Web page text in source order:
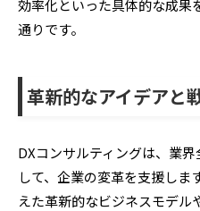
効率化といった具体的な成果
通りです。
革新的なアイデアと
DXコンサルティングは、業
して、企業の変革を支援しま
えた革新的なビジネスモデル